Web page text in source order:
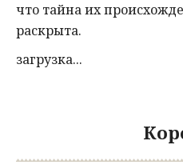
что тайна их
раскрыта.
загрузка...